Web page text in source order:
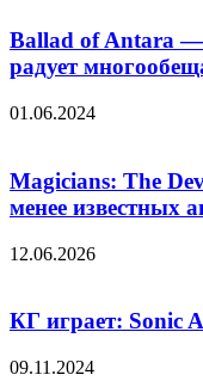
Ballad of Antara —
радует
01.06.2024
Magicians: The
менее известных
12.06.2026
КГ играет: Sonic
09.11.2024